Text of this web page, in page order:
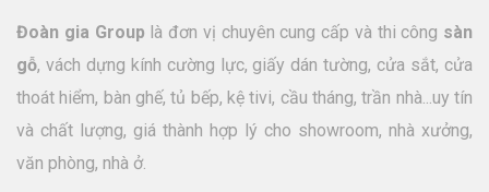
Đoàn gia Group là đơn vị chuyên cung cấp và thi công sàn
gỗ, vách dựng kính cường lực, giấy dán tường, cửa sắt, cửa
thoát hiểm, bàn ghế, tủ bếp, kệ tivi, cầu tháng, trần nhà...uy tín
và chất lượng, giá thành hợp lý cho showroom, nhà xưởng,
văn phòng, nhà ở.